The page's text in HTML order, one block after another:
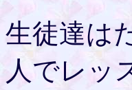
生徒達は
人でレッ